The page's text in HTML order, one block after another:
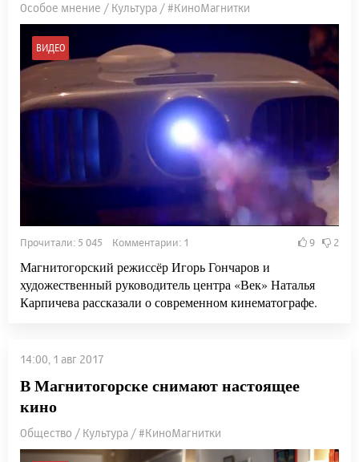
Особое мнение / Культура / #КиноМагнитки
ВИДЕО
Прочитали: 5 045 Комментарии: 1 9 2
Магнитогорский режиссёр Игорь Гончаров и
художественный руководитель центра «Век» Наталья
Карпичева рассказали о современном кинематографе.
14:00, 1 авг 2017
В Магнитогорске снимают настоящее
кино
Общество / Культура / #КиноМагнитки